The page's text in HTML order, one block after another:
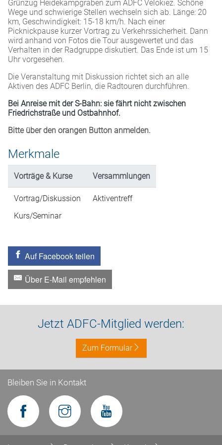
Grünzug Heidekampgraben zum ADFC Velokiez. Schöne
Wege und schwierige Stellen wechseln sich ab. Länge: 20
km, Geschwindigkeit: 15-18 km/h. Nach einer
Picknickpause kurzer Vortrag zu Verkehrssicherheit. Dann
wird anhand von Fotos die Tour ausgewertet und das
Verhalten in der Radgruppe diskutiert. Das Ende ist um 15
Uhr vorgesehen.
Die Veranstaltung mit Diskussion richtet sich an alle
Aktiven des ADFC Berlin, die Radtouren durchführen.
Bei Anreise mit der S-Bahn: sie fährt nicht zwischen
Friedrichstraße und Ostbahnhof.
Bitte über den orangen Button anmelden.
Merkmale
Vorträge & Kurse Versammlungen
Vortrag/Diskussion
Kurs/Seminar
Aktiventreff
Auf Facebook teilen
Über E-Mail empfehlen
Jetzt ADFC-Mitglied werden:
Zum Formular
Bleiben Sie in Kontakt